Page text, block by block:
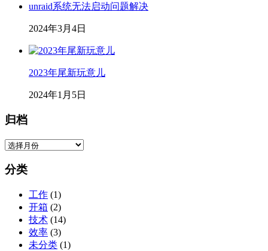
unraid系统无法启动问题解决
2024年3月4日
2023年尾新玩意儿
2024年1月5日
归档
归
分类
工作 (1)
开箱 (2)
技术 (14)
效率 (3)
未分类 (1)